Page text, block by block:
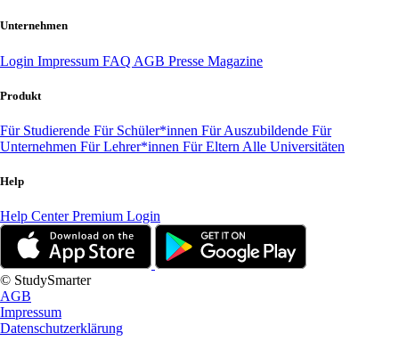
Unternehmen
Login Impressum FAQ AGB Presse Magazine
Produkt
Für Studierende Für Schüler*innen Für Auszubildende Für
Unternehmen Für Lehrer*innen Für Eltern Alle Universitäten
Help
Help CenterPremium Login
© StudySmarter
AGB
Impressum
Datenschutzerklärung